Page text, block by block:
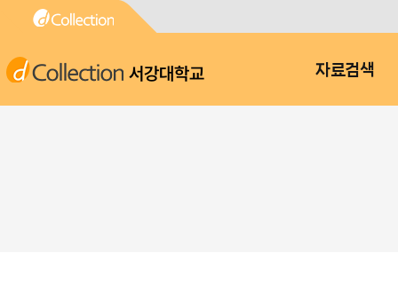
서강대학교 자료검색